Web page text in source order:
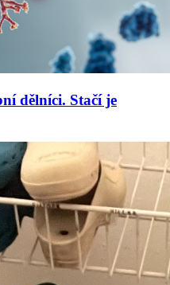
dělníci. Stačí je